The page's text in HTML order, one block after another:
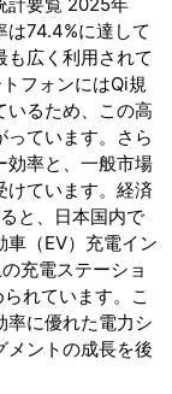
は74.4%に達して
も広く利用されて
フォンにはQi規
いるため、この高
っています。さら
効率と、一般市場
けています。経済
と、日本国内で
（EV）充電イン
充電ステーショ
れています。こ
率に優れた電力シ
メントの成長を後